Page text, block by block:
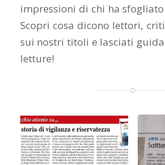
impressioni di chi ha
Scopri cosa dicono lettori,
sui nostri titoli e lasciati
letture!